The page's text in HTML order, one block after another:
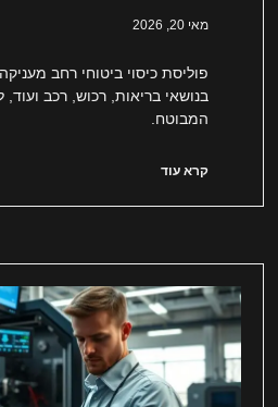
מאי 20, 2026
פוליסת כיסוי ביטוחי רחב
בנושאי בריאות, רכוש, רכב
המבוטח.
קרא עוד